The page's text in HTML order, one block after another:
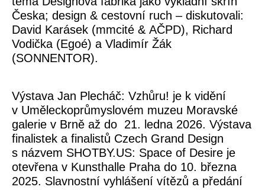
Česka; design & cestovní ruch – diskutovali:
David Karásek (mmcité & AČPD), Richard
Vodička (Egoé) a Vladimír Žák
(SONNENTOR).
Výstava Jan Plecháč: Vzhůru! je k vidění
v Uměleckoprůmyslovém muzeu Moravské
galerie v Brně až do 21. ledna 2026. Výstava
finalistek a finalistů Czech Grand Design
s názvem SHOTBY.US: Space of Desire je
otevřena v Kunsthalle Praha do 10. března
2025. Slavnostní vyhlášení vítězů a předání